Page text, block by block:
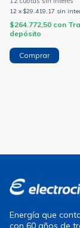
12 x $29.419,17 sin
$264.772,50 con
depósito
Energía que
con 60 años de